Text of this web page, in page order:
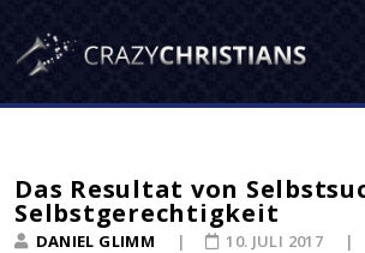
Das Resultat von
Selbstgerechtigkeit
DANIEL GLIMM
10. JULI 2017